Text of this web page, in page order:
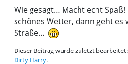
Wie gesagt… Macht echt Spaß!
schönes Wetter, dann geht es
Straße…
Dieser Beitrag wurde zuletzt bearbeitet:
Dirty Harry.